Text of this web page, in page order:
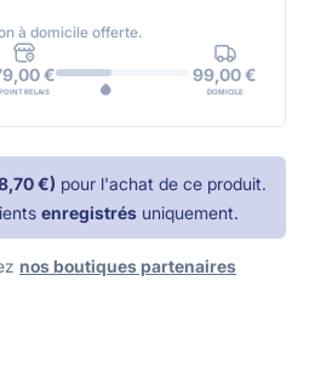
à domicile offerte.
€
POINT RELAIS
99,00 €
DOMICILE
€) pour l'achat de ce produit.
enregistrés uniquement.
nos boutiques partenaires